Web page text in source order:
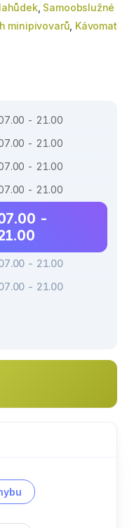
, Samoobslužné
minipivovarů Kávomat
- 21.00
- 21.00
- 21.00
- 21.00
-
- 21.00
- 21.00